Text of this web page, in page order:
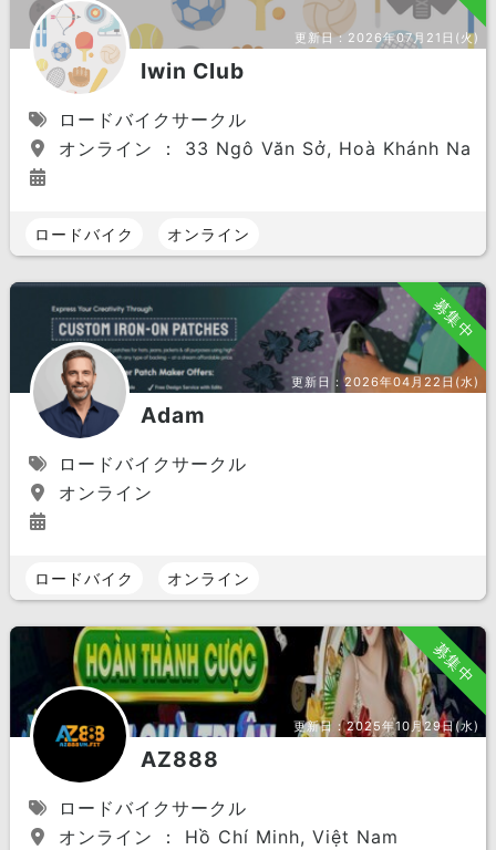
更新日： 2026年07月21日(火)
Iwin Club
ロードバイクサークル
オンライン ： 33 Ngô Văn Sở, Hoà Khánh
ロードバイク オンライン
募集中
更新日：2026年04月22日(水)
Adam
ロードバイクサークル
オンライン
ロードバイク オンライン
募集中
更新日：2025年10月29日(水)
AZ888
ロードバイクサークル
オンライン ： Hồ Chí Minh, Việt Nam